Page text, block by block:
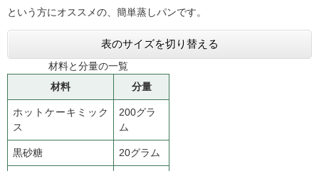
という方にオススメの、簡単蒸しパンです。
表のサイズを切り替える
材料と分量の一覧
材料
分量
ホットケーキミック
ス
200グラ
ム
黒砂糖 20グラム